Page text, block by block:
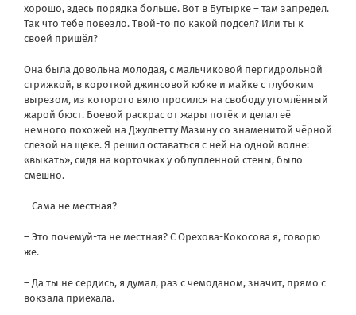
хорошо, здесь порядка больше. Вот в Бутырке – там запредел.
Так что тебе повезло. Твой-то по какой подсел? Или ты к
своей пришёл?
Она была довольна молодая, с мальчиковой пергидрольной
стрижкой, в короткой джинсовой юбке и майке с глубоким
вырезом, из которого вяло просился на свободу утомлённый
жарой бюст. Боевой раскрас от жары потёк и делал её
немного похожей на Джульетту Мазину со знаменитой чёрной
слезой на щеке. Я решил оставаться с ней на одной волне:
«выкать», сидя на корточках у облупленной стены, было
смешно.
– Сама не местная?
– Это почемуй-та не местная? С Орехова-Кокосова я, говорю
же.
– Да ты не сердись, я думал, раз с чемоданом, значит, прямо с
вокзала приехала.